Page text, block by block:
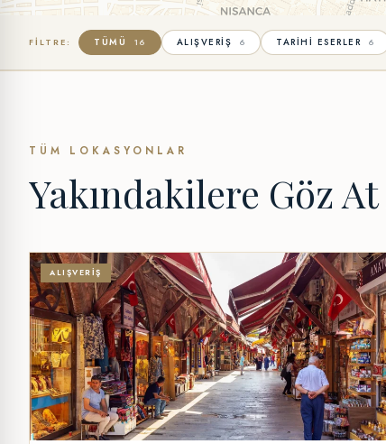
FILTRE: TÜMÜ 16 ALIŞVERIŞ 6 TARIHI ESERLER 6
TÜM LOKASYONLAR
Yakındakilere Göz At
ALIŞVERIŞ